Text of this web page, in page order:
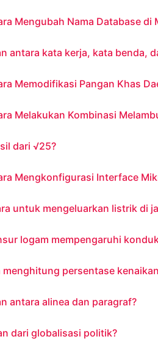
Mengubah Nama Database di
antara kata kerja, kata benda,
Memodifikasi Pangan Khas
Melakukan Kombinasi
dari √25?
Mengkonfigurasi Interface
untuk mengeluarkan listrik di
logam mempengaruhi
menghitung persentase
antara alinea dan paragraf?
dari globalisasi politik?